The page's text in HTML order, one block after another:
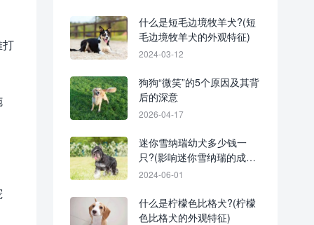
什么是短毛边境牧羊犬?(短
毛边境牧羊犬的外观特征)
2024-03-12
狗狗“微笑”的5个原因及其背
后的深意
2026-04-17
迷你雪纳瑞幼犬多少钱一
只?(影响迷你雪纳瑞的成本
差异及原因)
2024-06-01
什么是柠檬色比格犬?(柠檬
色比格犬的外观特征)